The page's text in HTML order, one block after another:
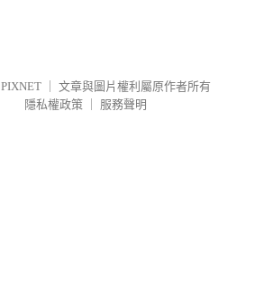
PIXNET
文章與圖片權利屬原作者所有
隱私權政策
服務聲明